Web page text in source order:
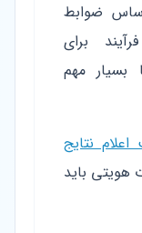
ضوابط
برای
بسیار مهم
نتایج
هویتی باید